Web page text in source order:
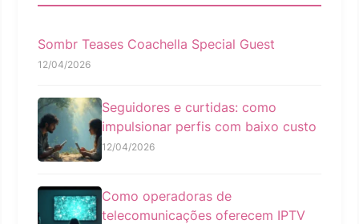
Sombr Teases Coachella Special Guest
12/04/2026
Seguidores e curtidas: como
impulsionar perfis com baixo custo
12/04/2026
Como operadoras de
telecomunicações oferecem IPTV